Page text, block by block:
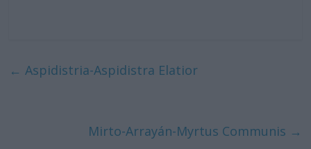
← Aspidistria-Aspidistra Elatior
Mirto-Arrayán-Myrtus Communis →